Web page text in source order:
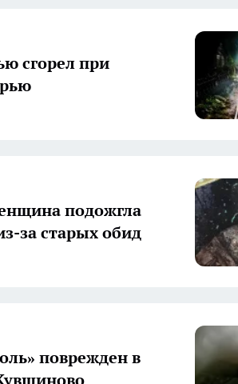
сгорел при
подожгла
за старых обид
поврежден в